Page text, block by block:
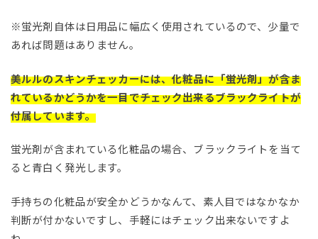
※蛍光剤自体は日用品に幅広く使用されているので、少量で
あれば問題はありません。
美ルルのスキンチェッカーには、化粧品に「蛍光剤」が含ま
れているかどうかを一目でチェック出来るブラックライトが
付属しています。
蛍光剤が含まれている化粧品の場合、ブラックライトを当て
ると青白く発光します。
手持ちの化粧品が安全かどうかなんて、素人目ではなかなか
判断が付かないですし、手軽にはチェック出来ないですよ